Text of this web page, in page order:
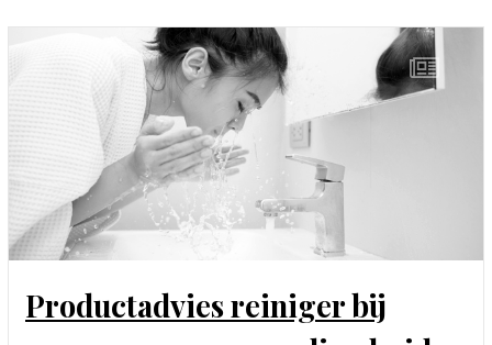
Productadvies reiniger bij